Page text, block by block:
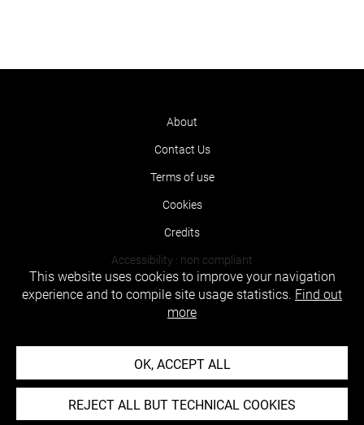
About
Contact Us
Terms of use
Cookies
Credits
Accessibility : non compliant
This website uses cookies to improve your navigation
experience and to compile site usage statistics. Find out
more
OK, ACCEPT ALL
REJECT ALL BUT TECHNICAL COOKIES